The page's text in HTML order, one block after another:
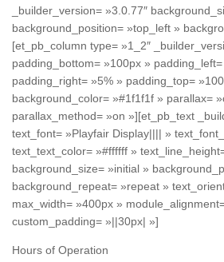
_builder_version= »3.0.77″
background_position= »top_left »
[et_pb_column type= »1_2″
padding_bottom= »100px »
padding_right= »5% » padding_top=
background_color= »#1f1f1f » parallax=
parallax_method= »on »][et_pb_text
text_font= »Playfair Display|||| »
text_text_color= »#ffffff »
background_size= »initial »
background_repeat= »repeat »
max_width= »400px »
custom_padding= »||30px| »]
Hours of Operation